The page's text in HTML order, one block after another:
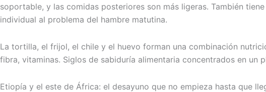
soportable, y las comidas posteriores son más ligeras. También
individual al problema del hambre matutina.
La tortilla, el frijol, el chile y el huevo forman una combinación
fibra, vitaminas. Siglos de sabiduría alimentaria concentrados en un
Etiopía y el este de África: el desayuno que no empieza hasta que